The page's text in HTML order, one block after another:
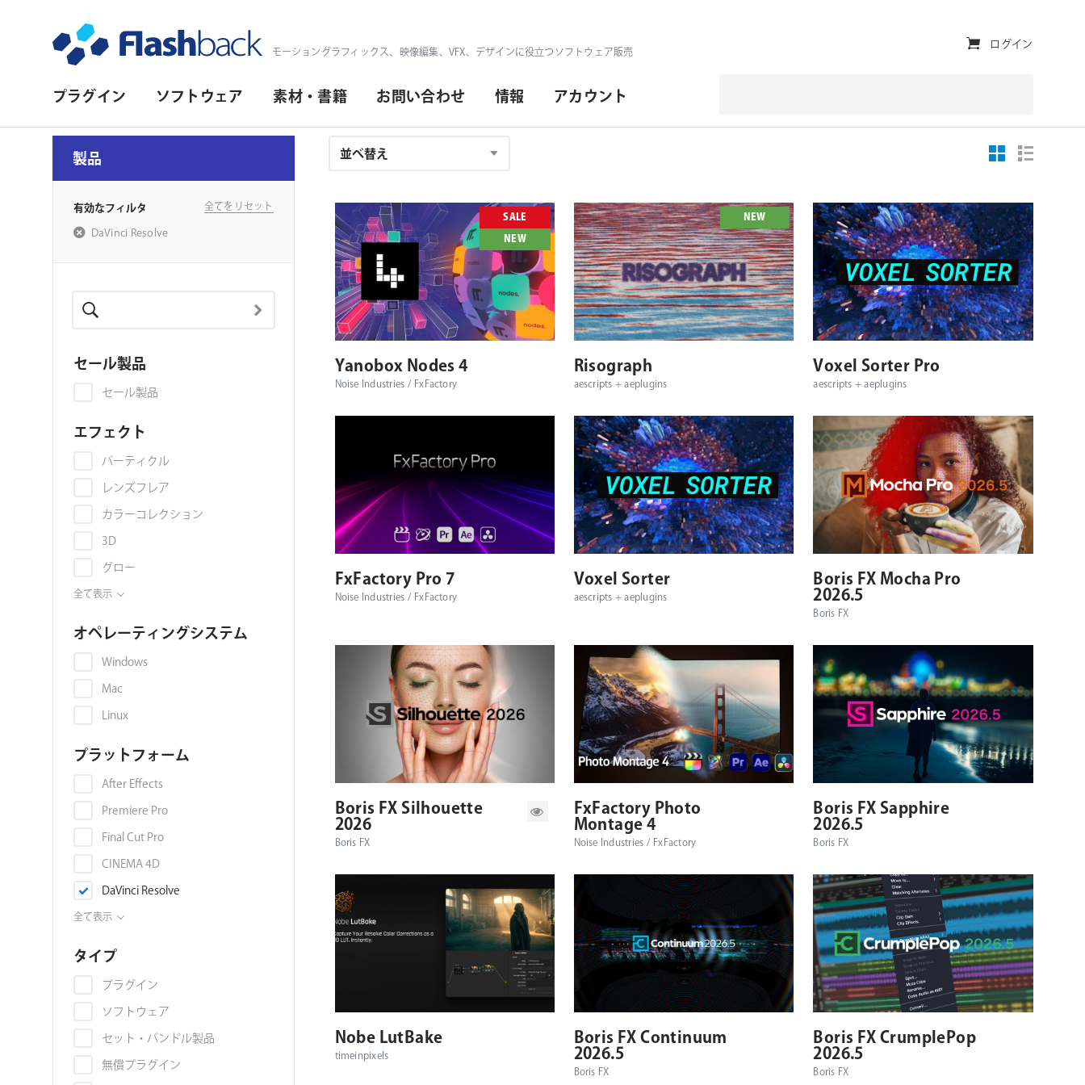
モーショングラフィックス、映像編集、VFX、デザインに役立つソフトウェア販売
プ
マ
リ・
プラグイン ソフトウェア 素材・書籍 お問い合わせ 情報 アカウント
ユ
ィ
ィ・
ナ
ビ
ゲ
ー
ン
ログイン
製品
有効なフィルタ 全てをリセット
DaVinci Resolve
セール製品
セール製品
エフェクト
パーティクル
レンズフレア
カラーコレクション
3D
グロー
アニメーション
アップコンバート
映像音声同期
ライトリーク
オーバーレイ
環境マップ
マテリアル・テクスチャ
グラデーション
グランジ
群集アニメーション
AI
3Dモデル
コラージュ
ジェネレーター
全て表示
オペレーティングシステム
Windows
Mac
Linux
プラットフォーム
After Effects
Premiere Pro
Final Cut Pro
CINEMA 4D
DaVinci Resolve
OFX
EDIUS Pro
全て表示
タイプ
プラグイン
ソフトウェア
セット・バンドル製品
無償プラグイン
文
果
SALE
NEW
対応プラットフォーム 対応OS
Yanobox Nodes 4
Noise Industries / FxFactory
NEW
対応プラットフォーム 対応OS
Risograph
aescripts + aeplugins
対応プラットフォーム 対応OS
Voxel Sorter Pro
aescripts + aeplugins
対応OS
FxFactory Pro 7
Noise Industries / FxFactory
対応プラットフォーム 対応OS
Voxel Sorter
aescripts + aeplugins
対応プラットフォーム 対応OS
Boris FX Mocha Pro
2026.5
Boris FX
対応OS
Boris FX Silhouette
2026
Boris FX
対応プラットフォーム 対応OS
FxFactory Photo
Montage 4
Noise Industries / FxFactory
対応OS
Boris FX Sapphire
2026.5
Boris FX
対応プラットフォーム 対応OS
Nobe LutBake
timeinpixels
対応プラットフォーム 対応OS
Boris FX Continuum
2026.5
Boris FX
対応プラットフォーム 対応OS
Boris FX CrumplePop
2026.5
Boris FX